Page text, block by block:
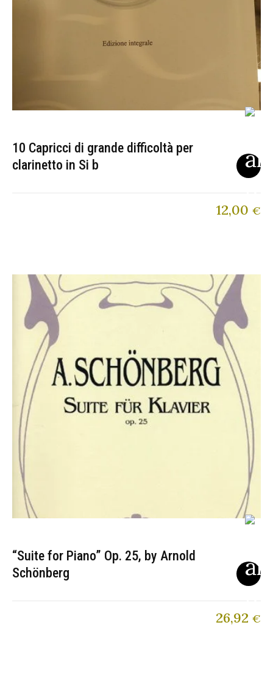
10 Capricci di grande difficoltà per
clarinetto in Si b
12,00 €
“Suite for Piano” Op. 25, by Arnold
Schönberg
26,92 €